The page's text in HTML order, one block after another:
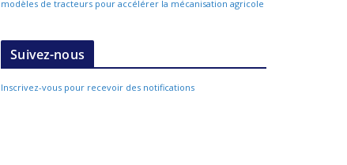
modèles de tracteurs pour accélérer la mécanisation agricole
Suivez-nous
Inscrivez-vous pour recevoir des notifications